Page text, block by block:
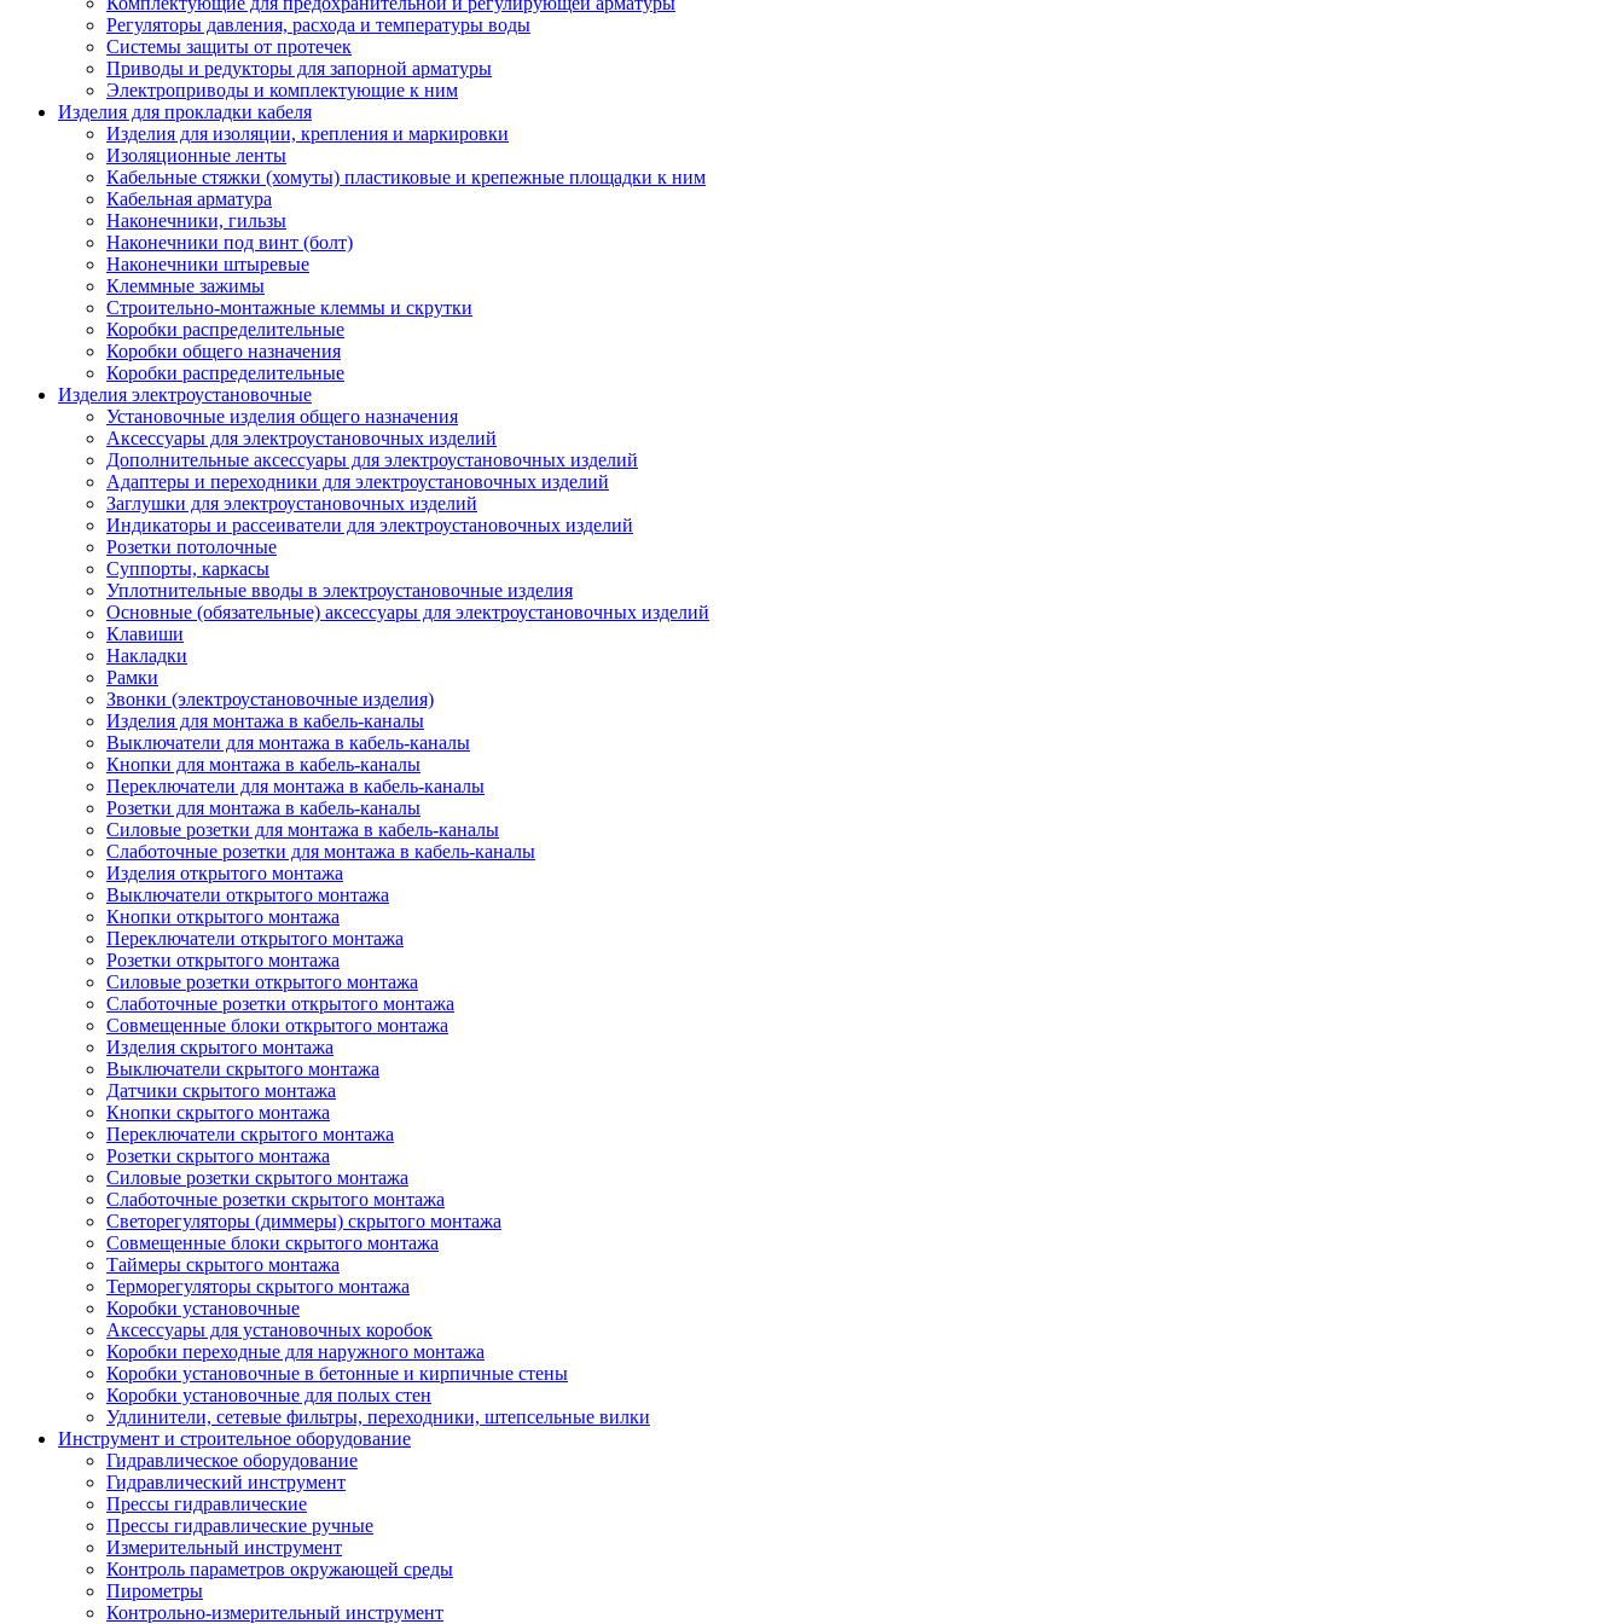
Регуляторы давления, расхода и температуры воды
Системы защиты от протечек
Приводы и редукторы для запорной арматуры
Электроприводы и комплектующие к ним
Изделия для прокладки кабеля
Изделия для изоляции, крепления и маркировки
Изоляционные ленты
Кабельные стяжки (хомуты) пластиковые и крепежные площадки к ним
Кабельная арматура
Наконечники, гильзы
Наконечники под винт (болт)
Наконечники штыревые
Клеммные зажимы
Строительно-монтажные клеммы и скрутки
Коробки распределительные
Коробки общего назначения
Коробки распределительные
Изделия электроустановочные
Установочные изделия общего назначения
Аксессуары для электроустановочных изделий
Дополнительные аксессуары для электроустановочных изделий
Адаптеры и переходники для электроустановочных изделий
Заглушки для электроустановочных изделий
Индикаторы и рассеиватели для электроустановочных изделий
Розетки потолочные
Суппорты, каркасы
Уплотнительные вводы в электроустановочные изделия
Основные (обязательные) аксессуары для электроустановочных изделий
Клавиши
Накладки
Рамки
Звонки (электроустановочные изделия)
Изделия для монтажа в кабель-каналы
Выключатели для монтажа в кабель-каналы
Кнопки для монтажа в кабель-каналы
Переключатели для монтажа в кабель-каналы
Розетки для монтажа в кабель-каналы
Силовые розетки для монтажа в кабель-каналы
Слаботочные розетки для монтажа в кабель-каналы
Изделия открытого монтажа
Выключатели открытого монтажа
Кнопки открытого монтажа
Переключатели открытого монтажа
Розетки открытого монтажа
Силовые розетки открытого монтажа
Слаботочные розетки открытого монтажа
Совмещенные блоки открытого монтажа
Изделия скрытого монтажа
Выключатели скрытого монтажа
Датчики скрытого монтажа
Кнопки скрытого монтажа
Переключатели скрытого монтажа
Розетки скрытого монтажа
Силовые розетки скрытого монтажа
Слаботочные розетки скрытого монтажа
Светорегуляторы (диммеры) скрытого монтажа
Совмещенные блоки скрытого монтажа
Таймеры скрытого монтажа
Терморегуляторы скрытого монтажа
Коробки установочные
Аксессуары для установочных коробок
Коробки переходные для наружного монтажа
Коробки установочные в бетонные и кирпичные стены
Коробки установочные для полых стен
Удлинители, сетевые фильтры, переходники, штепсельные вилки
Инструмент и строительное оборудование
Гидравлическое оборудование
Гидравлический инструмент
Прессы гидравлические
Прессы гидравлические ручные
Измерительный инструмент
Контроль параметров окружающей среды
Пирометры
Контрольно-измерительный инструмент